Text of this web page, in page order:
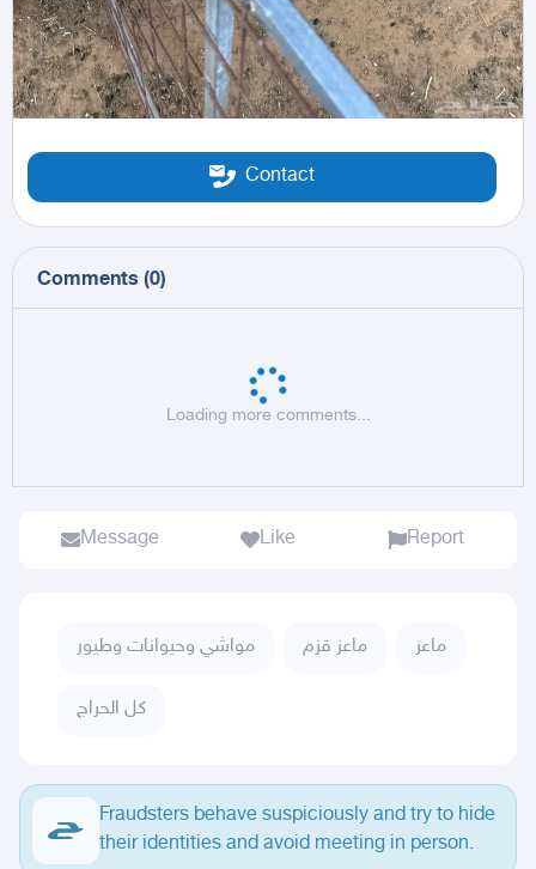
Contact
Comments (0)
Loading more comments...
Message Like Report
مواشي وحيوانات وطيور ماعز قزم ماعز
كل الحراج
Fraudsters behave suspiciously and try to hide
their identities and avoid meeting in person.